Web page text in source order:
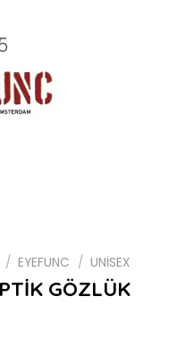
/ EYEFUNC / UNİSEX
GÖZLÜK